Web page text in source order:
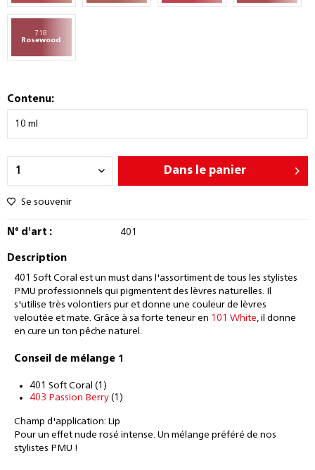
718
Rosewood
Contenu:
Dans le panier
Se souvenir
N° d'art : 401
Description
401 Soft Coral est un must dans l'assortiment de tous les stylistes
PMU professionnels qui pigmentent des lèvres naturelles. Il
s'utilise très volontiers pur et donne une couleur de lèvres
veloutée et mate. Grâce à sa forte teneur en 101 White, il donne
en cure un ton pêche naturel.
Conseil de mélange 1
401 Soft Coral (1)
403 Passion Berry (1)
Champ d'application: Lip
Pour un effet nude rosé intense. Un mélange préféré de nos
stylistes PMU !